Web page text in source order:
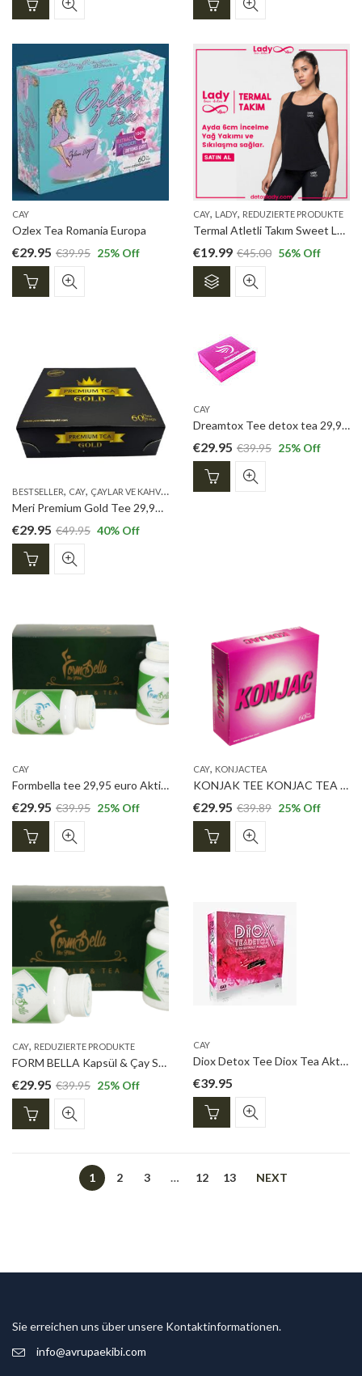
CAY
Ozlex Tea Romania Europa
€29.95 €39.95 25% Off
CAY, LADY, REDUZIERTE PRODUKTE
Termal Atletli Takım Sweet Lady Sauna Thermal
€19.99 €45.00 56% Off
Dieses
Produkt
Varianten
auf.
Die
auf
der
Produktseite
gewählt
BESTSELLER, CAY, ÇAYLAR VE KAHVELER NEUE PRODUKTE
Meri Premium Gold Tee 29,95 euro
€29.95 €49.95 40% Off
CAY
Dreamtox Tee detox tea 29,95 euro Aktion -SALE
€29.95 €39.95 25% Off
CAY
Formbella tee 29,95 euro Aktion-Sale
€29.95 €39.95 25% Off
CAY, KONJACTEA
KONJAK TEE KONJAC TEA 29.95 EURO
€29.95 €39.89 25% Off
CAY, REDUZIERTE PRODUKTE
FORM BELLA Kapsül & Çay Seti 29,95 euro
€29.95 €39.95 25% Off
CAY
Diox Detox Tee Diox Tea Aktion-Sale 29,95 euro
€39.95
1 2 3 … 12 13 NEXT
Sie erreichen uns über unsere Kontaktinformationen.
info@avrupaekibi.com